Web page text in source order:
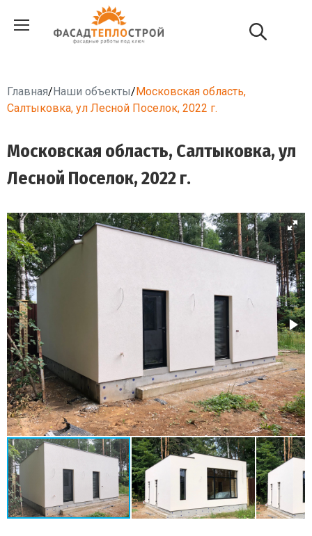
Главная/Наши объекты/Московская область,
Салтыковка, ул Лесной Поселок, 2022 г.
Московская область, Салтыковка, ул
Лесной Поселок, 2022 г.